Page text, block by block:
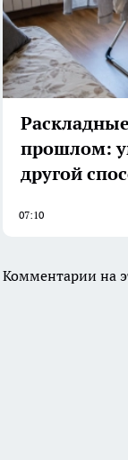
прошлом:
другой
07:10
Комментарии на